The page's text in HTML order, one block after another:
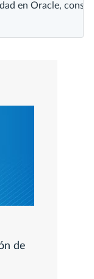
en Oracle,
de